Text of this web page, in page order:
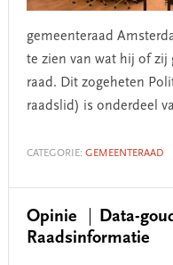
gemeenteraad
te zien van wat hij of zij
raad. Dit zogeheten
raadslid) is onderdeel
CATEGORIE: GEMEENTERAAD
Opinie
Data-
Raadsinformatie